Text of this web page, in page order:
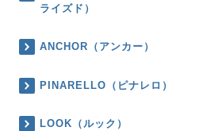
ライズド）
ANCHOR（アンカー）
PINARELLO（ピナレロ）
LOOK（ルック）